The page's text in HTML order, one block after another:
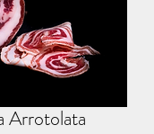
Arrotolata